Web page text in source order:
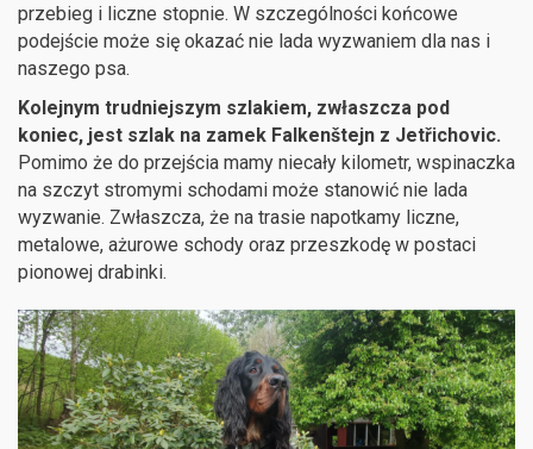
przebieg i liczne stopnie. W szczególności końcowe
podejście może się okazać nie lada wyzwaniem dla nas i
naszego psa.
Kolejnym trudniejszym szlakiem, zwłaszcza pod
koniec, jest szlak na zamek Falkenštejn z Jetřichovic.
Pomimo że do przejścia mamy niecały kilometr, wspinaczka
na szczyt stromymi schodami może stanowić nie lada
wyzwanie. Zwłaszcza, że na trasie napotkamy liczne,
metalowe, ażurowe schody oraz przeszkodę w postaci
pionowej drabinki.